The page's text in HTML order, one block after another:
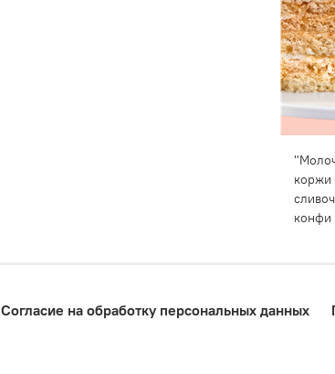
коржи
конфи
Согласие на обработку персональных данных